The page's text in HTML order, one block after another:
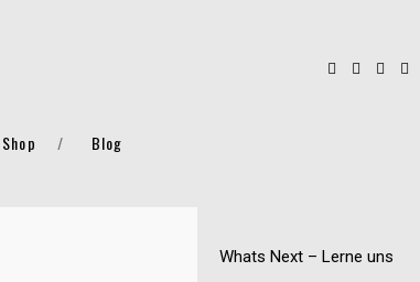
Shop Blog
Whats Next – Lerne uns